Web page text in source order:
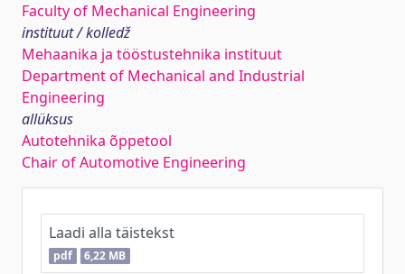
Faculty of Mechanical Engineering
instituut / kolledž
Mehaanika ja tööstustehnika instituut
Department of Mechanical and Industrial
Engineering
allüksus
Autotehnika õppetool
Chair of Automotive Engineering
Laadi alla täistekst
pdf 6,22 MB